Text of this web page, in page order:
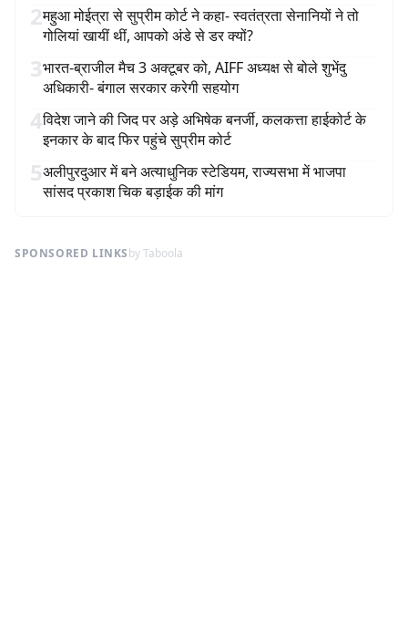
2महुआ मोईत्रा से सुप्रीम कोर्ट ने कहा- स्वतंत्रता सेनानियों ने तो
गोलियां खायीं थीं, आपको अंडे से डर क्यों?
3भारत-ब्राजील मैच 3 अक्टूबर को, AIFF अध्यक्ष से बोले शुभेंदु
अधिकारी- बंगाल सरकार करेगी सहयोग
4विदेश जाने की जिद पर अड़े अभिषेक बनर्जी, कलकत्ता हाईकोर्ट के
इनकार के बाद फिर पहुंचे सुप्रीम कोर्ट
5अलीपुरदुआर में बने अत्याधुनिक स्टेडियम, राज्यसभा में भाजपा
सांसद प्रकाश चिक बड़ाईक की मांग
SPONSORED LINKSby Taboola